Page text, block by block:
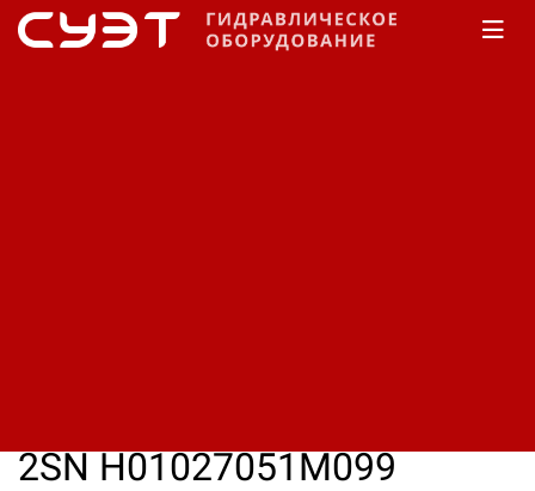
2SN H01027051M099